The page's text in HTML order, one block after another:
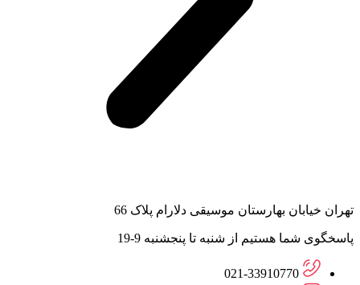
تهران خیابان بهارستان موسیقی دلارام پلاک 66
پاسخگوی شما هستیم از شنبه تا پنجشنبه 9-19
021-33910770